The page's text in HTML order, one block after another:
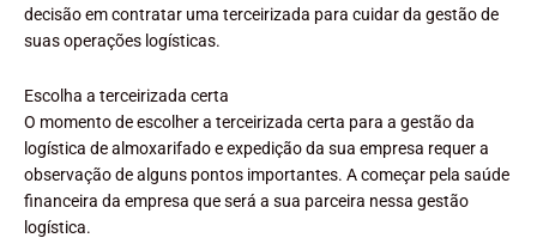
decisão em contratar uma terceirizada para cuidar da gestão de
suas operações logísticas.
Escolha a terceirizada certa
O momento de escolher a terceirizada certa para a gestão da
logística de almoxarifado e expedição da sua empresa requer a
observação de alguns pontos importantes. A começar pela saúde
financeira da empresa que será a sua parceira nessa gestão
logística.